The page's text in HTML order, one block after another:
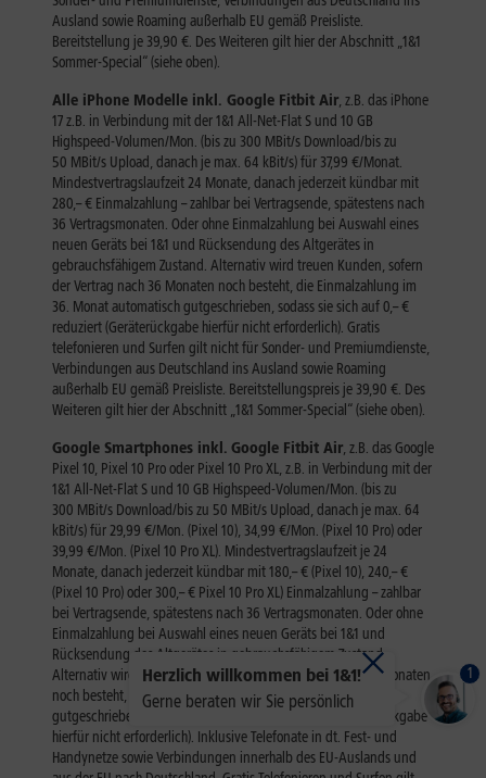
1
Herzlich willkommen bei 1&1!
Gerne beraten wir Sie persönlich